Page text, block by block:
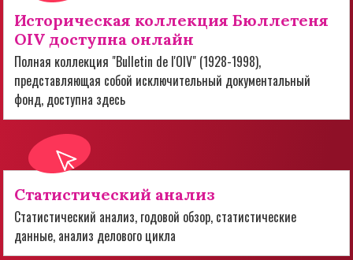
Историческая коллекция Бюллетеня
OIV доступна онлайн
Полная коллекция "Bulletin de l'OIV" (1928-1998),
представляющая собой исключительный документальный
фонд, доступна здесь
Статистический анализ
Статистический анализ, годовой обзор, статистические
данные, анализ делового цикла